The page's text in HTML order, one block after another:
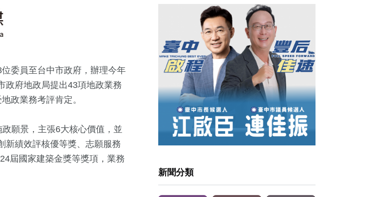
委員至台中市政府，辦理今年
政府地政局提出43項地政業務
政業務考評肯定。
願景，主張6大核心價值，並
新績效評核優等獎、志願服務
屆國家建築金獎等獎項，業務
新聞分類